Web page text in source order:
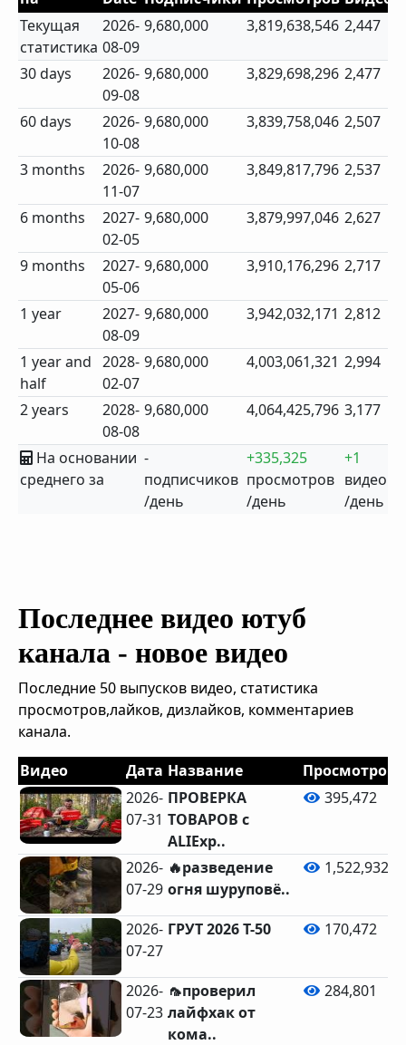
Текущая
статистика
2026-
08-09
9,680,000 3,819,638,546 2,447
30 days
2026-
09-08
9,680,000 3,829,698,296 2,477
60 days
2026-
10-08
9,680,000 3,839,758,046 2,507
3 months
2026-
11-07
9,680,000 3,849,817,796 2,537
6 months
2027-
02-05
9,680,000 3,879,997,046 2,627
9 months
2027-
05-06
9,680,000 3,910,176,296 2,717
1 year
2027-
08-09
9,680,000 3,942,032,171 2,812
1 year and
half
2028-
02-07
9,680,000 4,003,061,321 2,994
2 years
2028-
08-08
9,680,000 4,064,425,796 3,177
На основании
среднего за
-
подписчиков
/день
+335,325
просмотров
/день
+1
видео
/день
Последнее видео ютуб
канала - новое видео
Последние 50 выпусков видео, статистика
просмотров,лайков, дизлайков, комментариев
канала.
Видео
Дата Название Просмотров
2026-
07-31
ПРОВЕРКА
ТОВАРОВ с
ALIExp..
395,472
2026-
07-29
🔥разведение
огня шуруповё..
1,522,932
2026-
07-27
ГРУТ 2026 Т-50 170,472
2026-
07-23
🦟проверил
лайфхак от
кома..
284,801